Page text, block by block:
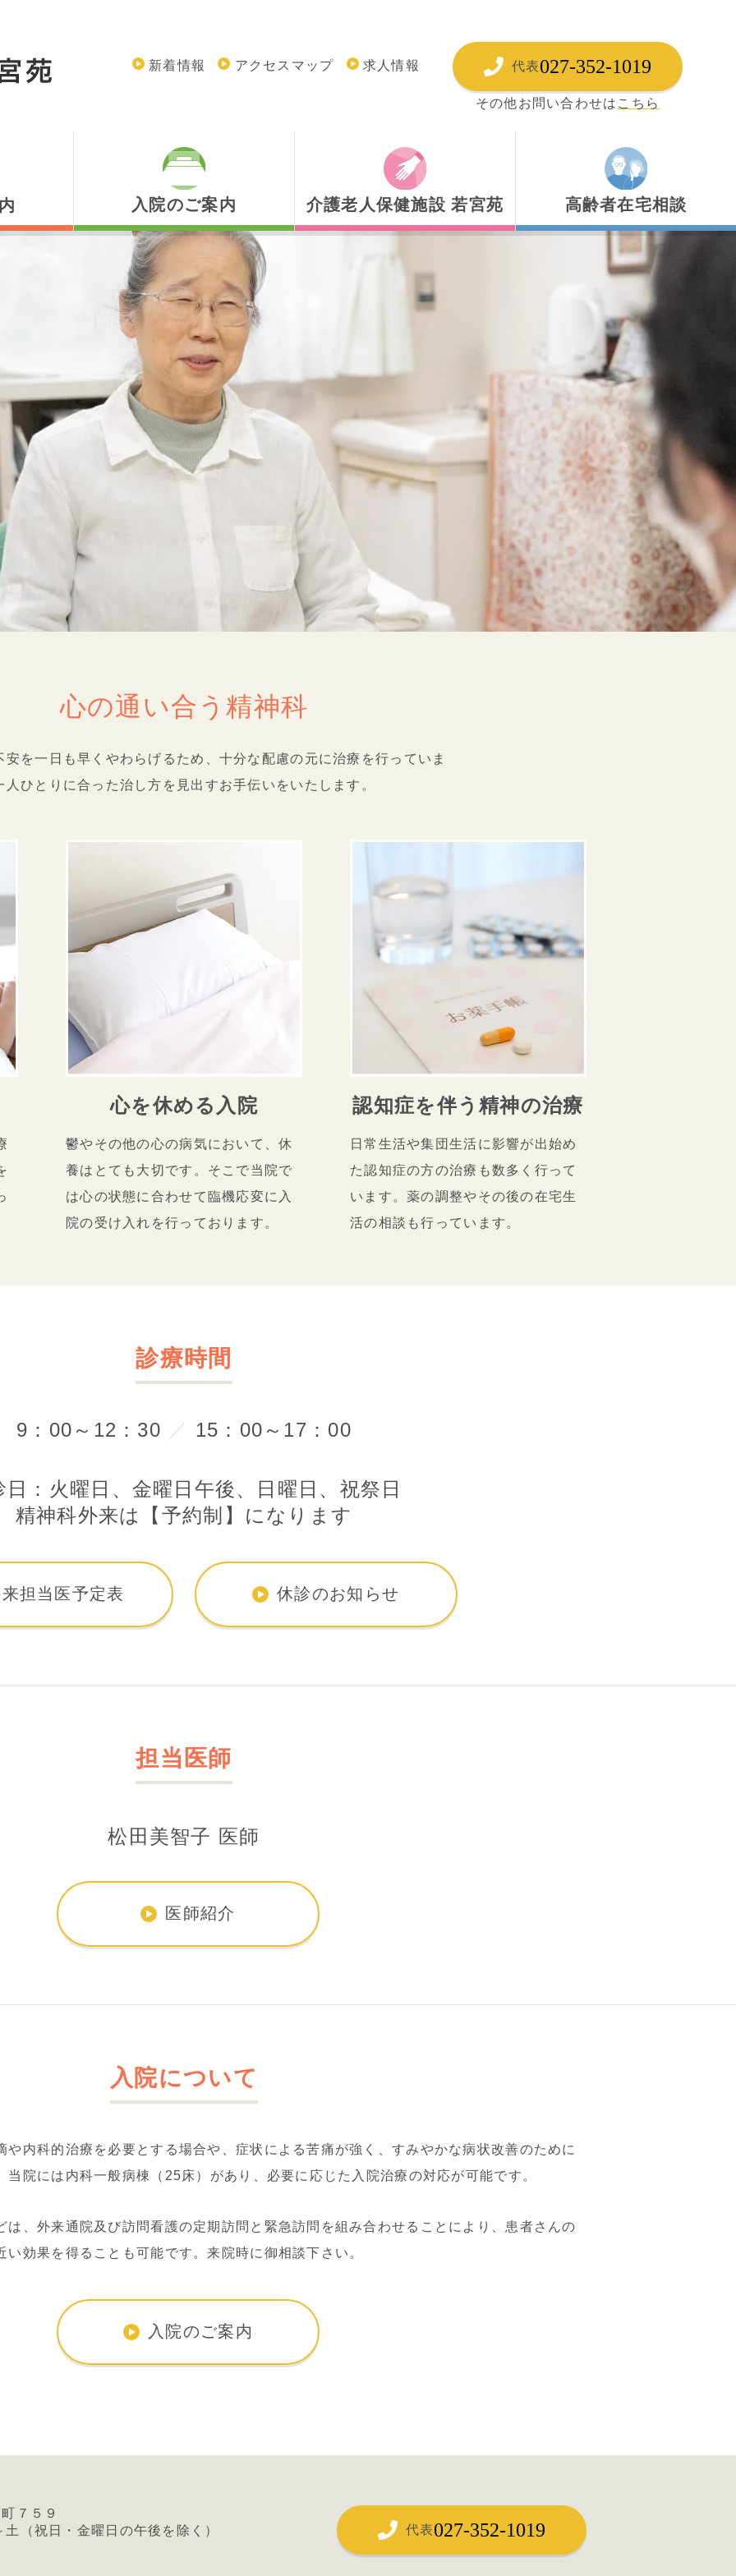
新着情報 アクセスマップ 求人情報 代表027-352-1019
その他お問い合わせは こちら
入院のご案内
入院のご案内
入院のお手続き
お見舞い・ご面会
入院病棟のご紹介
ターミナルケア
医療機関の皆さまへ
介護老人保健施設 若宮苑
介護老人保健施設 若宮苑
通所リハビリテーション
高齢者在宅相談
高齢者あんしんセンター
心の通い合う精神科
安を一日も早くやわらげるため、十分な配慮の元に治療を行っていま
人ひとりに合った治し方を見出すお手伝いをいたします。
心を休める入院
鬱やその他の心の病気において、休
養はとても大切です。そこで当院で
は心の状態に合わせて臨機応変に入
院の受け入れを行っております。
認知症を伴う精神の治療
日常生活や集団生活に影響が出始め
た認知症の方の治療も数多く行って
います。薬の調整やその後の在宅生
活の相談も行っています。
診療時間
9：00～12：30 ／ 15：00～17：00
日：火曜日、金曜日午後、日曜日、祝祭日
精神科外来は【予約制】になります
担当医予定表 休診のお知らせ
担当医師
松田美智子 医師
医師紹介
入院について
や内科的治療を必要とする場合や、症状による苦痛が強く、すみやかな病状改善のために
院には内科一般病棟（25床）があり、必要に応じた入院治療の対応が可能です。
は、外来通院及び訪問看護の定期訪問と緊急訪問を組み合わせることにより、患者さんの
効果を得ることも可能です。来院時に御相談下さい。
入院のご案内
７５９
土
（祝日・金曜日の午後を除く） 代表027-352-1019